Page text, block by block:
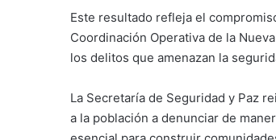
Este resultado refleja el
Coordinación Operativa de la
los delitos que amenazan la
La Secretaría de Seguridad y Paz
a la población a denunciar de